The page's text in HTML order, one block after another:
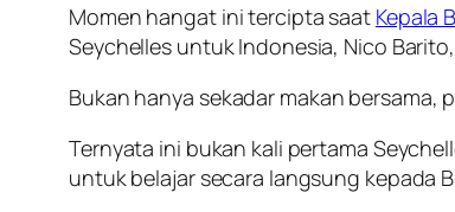
Momen hangat ini tercipta saat Kepala
Seychelles untuk Indonesia, Nico
Bukan hanya sekadar makan
Ternyata ini bukan kali pertama
untuk belajar secara langsung kepada